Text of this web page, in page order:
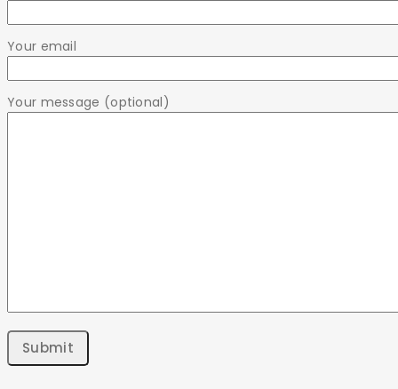
Your email
Your message (optional)